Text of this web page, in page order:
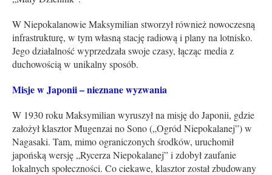
W Niepokalanowie Maksymilian stworzył również nowoczesną
infrastrukturę, w tym własną stację radiową i plany na lotnisko.
Jego działalność wyprzedzała swoje czasy, łącząc media z
duchowością w unikalny sposób.
Misje w Japonii – nieznane wyzwania
W 1930 roku Maksymilian wyruszył na misję do Japonii, gdzie
założył klasztor Mugenzai no Sono („Ogród Niepokalanej”) w
Nagasaki. Tam, mimo ograniczonych środków, uruchomił
japońską wersję „Rycerza Niepokalanej” i zdobył zaufanie
lokalnych społeczności. Co ciekawe, klasztor został zbudowany